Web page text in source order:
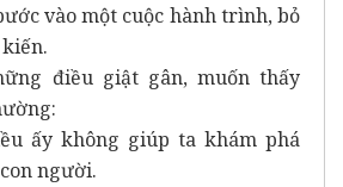
vào một cuộc hành trình, bỏ
điều giật gân, muốn thấy
ấy không giúp ta khám phá
người.